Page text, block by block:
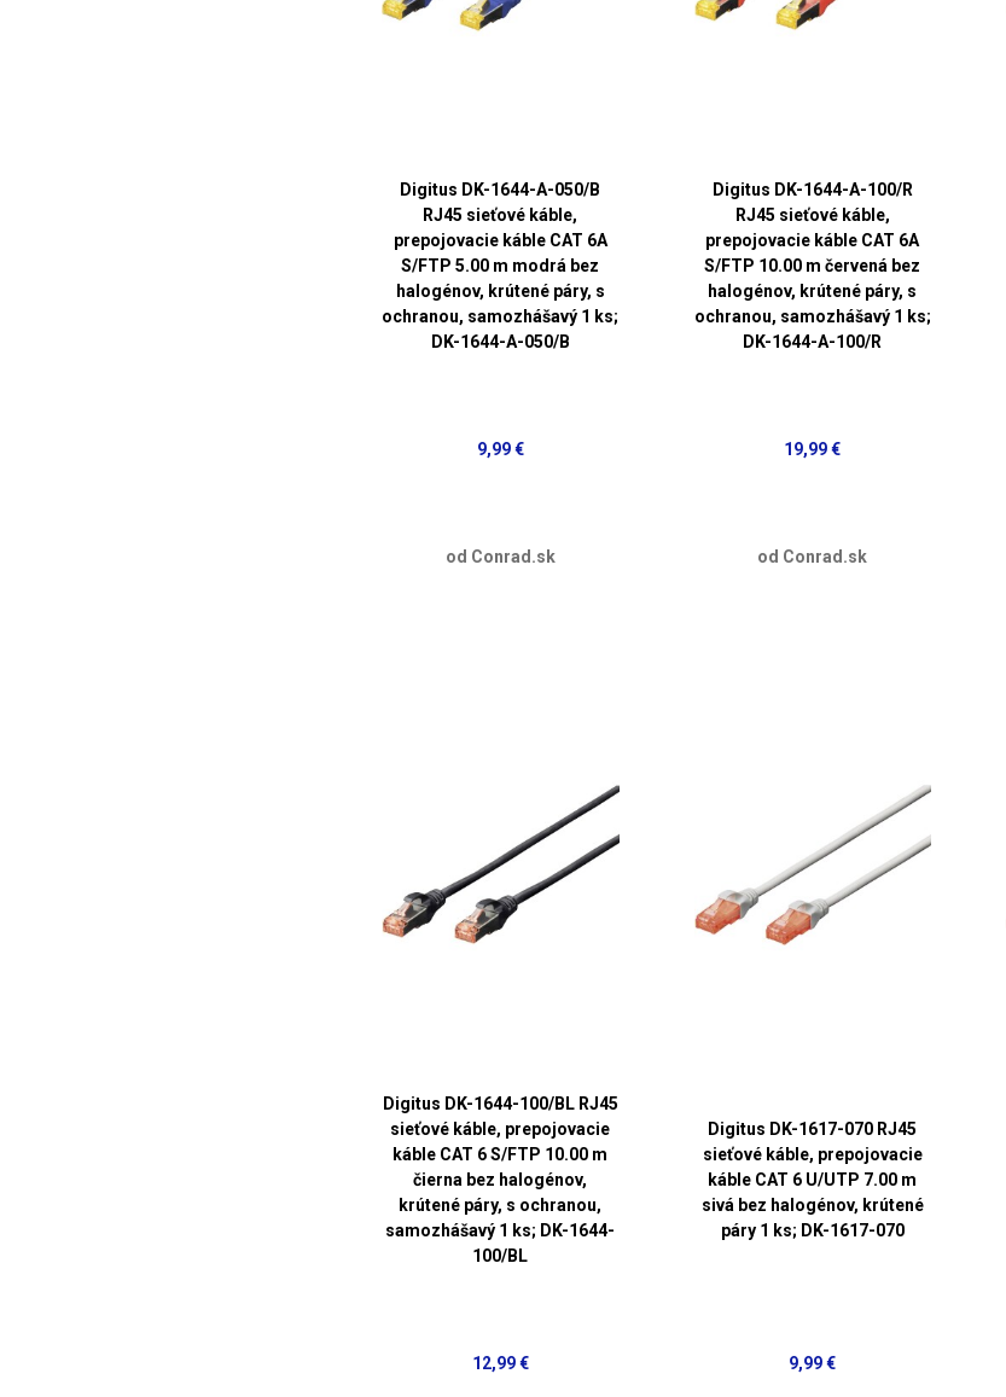
Digitus DK-1644-A-050/B
RJ45 sieťové káble,
prepojovacie káble CAT 6A
S/FTP 5.00 m modrá bez
halogénov, krútené páry, s
ochranou, samozhášavý 1 ks;
DK-1644-A-050/B
9,99 €
od Conrad.sk
Digitus DK-1644-A-100/R
RJ45 sieťové káble,
prepojovacie káble CAT 6A
S/FTP 10.00 m červená bez
halogénov, krútené páry, s
ochranou, samozhášavý 1 ks;
DK-1644-A-100/R
19,99 €
od Conrad.sk
Digitus DK-1644-100/BL RJ45
sieťové káble, prepojovacie
káble CAT 6 S/FTP 10.00 m
čierna bez halogénov,
krútené páry, s ochranou,
samozhášavý 1 ks; DK-1644-
100/BL
12,99 €
Digitus DK-1617-070 RJ45
sieťové káble, prepojovacie
káble CAT 6 U/UTP 7.00 m
sivá bez halogénov, krútené
páry 1 ks; DK-1617-070
9,99 €